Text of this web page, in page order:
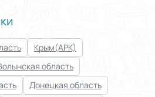
Крым(АРК)
область
Донецкая область